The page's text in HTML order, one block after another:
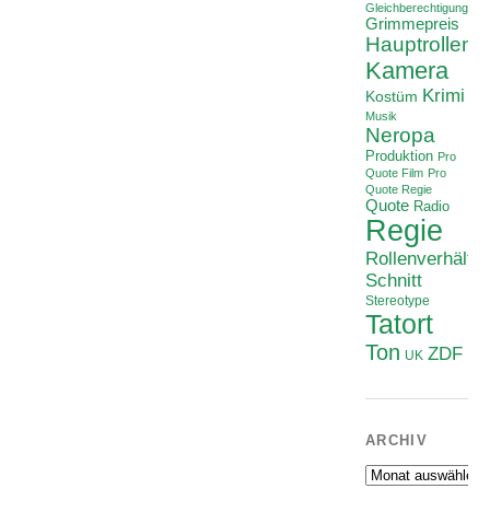
Gleichberechtigung
Grimmepreis
Hauptrollen
Kamera
Kostüm Krimi
Musik
Neropa
Produktion Pro
Quote Film Pro
Quote Regie
Quote Radio
Regie
Schnitt
Stereotype
Tatort
Ton UK ZDF
ARCHIV
Archiv